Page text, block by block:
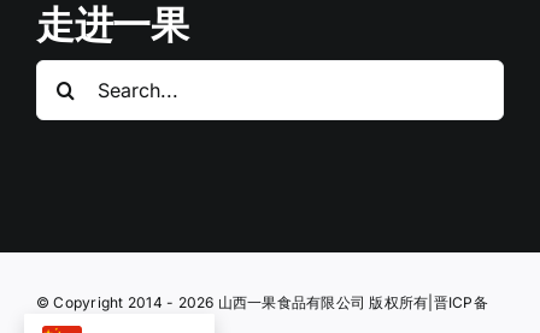
走进一果
索：
© Copyright 2014 - 2026 山西一果食品有限公司 版权所有| 晋ICP备
17008229号-1